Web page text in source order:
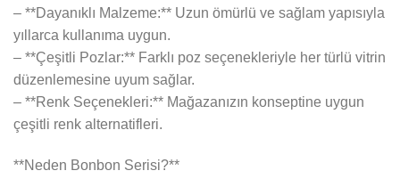
– **Dayanıklı Malzeme:** Uzun ömürlü ve sağlam yapısıyla
yıllarca kullanıma uygun.
– **Çeşitli Pozlar:** Farklı poz seçenekleriyle her türlü vitrin
düzenlemesine uyum sağlar.
– **Renk Seçenekleri:** Mağazanızın konseptine uygun
çeşitli renk alternatifleri.
**Neden Bonbon Serisi?**